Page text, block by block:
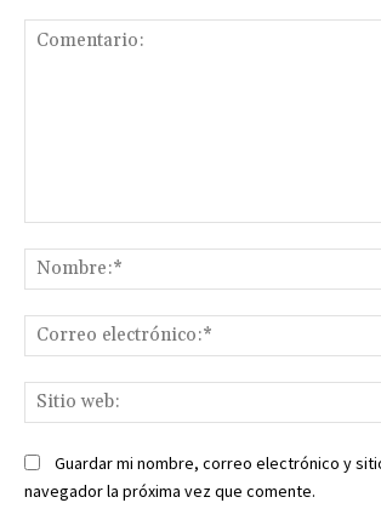
Guardar mi nombre, correo electrónico y
navegador la próxima vez que comente.